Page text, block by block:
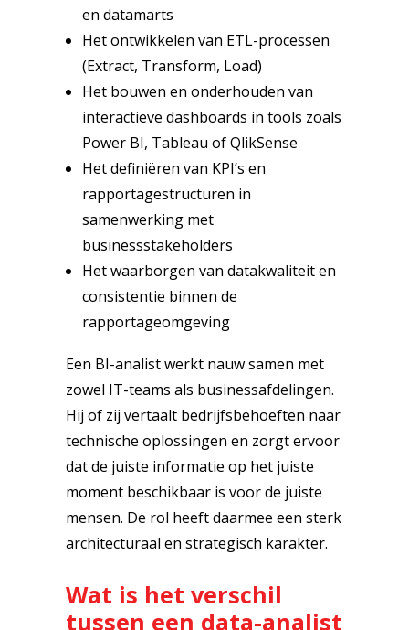
en datamarts
Het ontwikkelen van ETL-processen
(Extract, Transform, Load)
Het bouwen en onderhouden van
interactieve dashboards in tools zoals
Power BI, Tableau of QlikSense
Het definiëren van KPI’s en
rapportagestructuren in
samenwerking met
businessstakeholders
Het waarborgen van datakwaliteit en
consistentie binnen de
rapportageomgeving
Een BI-analist werkt nauw samen met
zowel IT-teams als businessafdelingen.
Hij of zij vertaalt bedrijfsbehoeften naar
technische oplossingen en zorgt ervoor
dat de juiste informatie op het juiste
moment beschikbaar is voor de juiste
mensen. De rol heeft daarmee een sterk
architecturaal en strategisch karakter.
Wat is het verschil
tussen een data-analist